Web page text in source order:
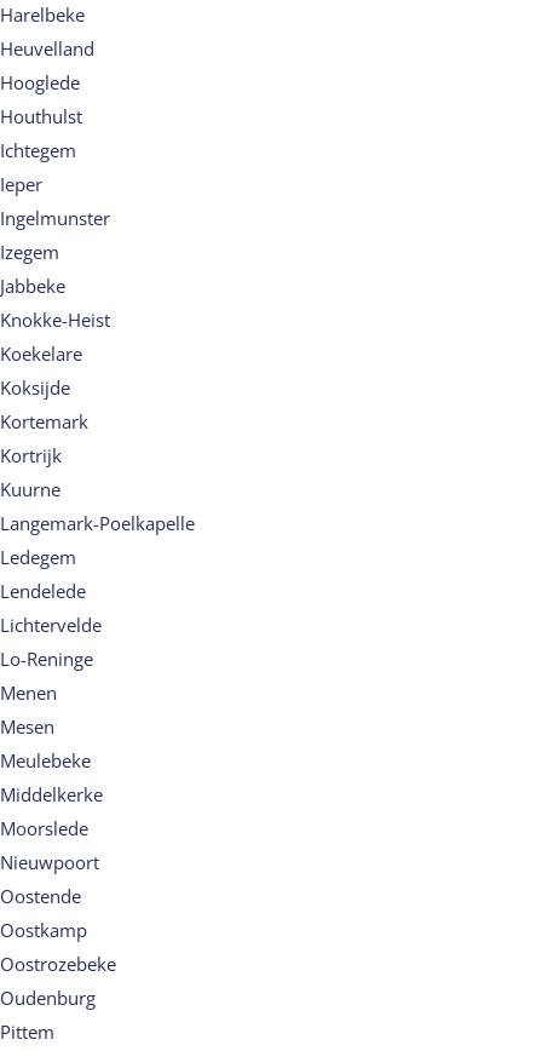
Harelbeke
Heuvelland
Hooglede
Houthulst
Ichtegem
Ieper
Ingelmunster
Izegem
Jabbeke
Knokke-Heist
Koekelare
Koksijde
Kortemark
Kortrijk
Kuurne
Langemark-Poelkapelle
Ledegem
Lendelede
Lichtervelde
Lo-Reninge
Menen
Mesen
Meulebeke
Middelkerke
Moorslede
Nieuwpoort
Oostende
Oostkamp
Oostrozebeke
Oudenburg
Pittem